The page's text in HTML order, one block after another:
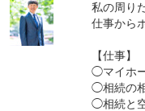
私の周り
仕事から
【仕事】
◯マイホ
◯相続の
◯相続と